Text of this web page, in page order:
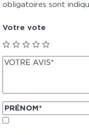
obligatoires sont
Votre vote